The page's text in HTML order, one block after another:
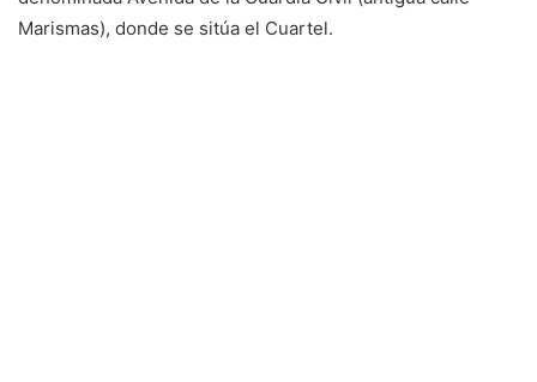
Marismas), donde se sitúa el Cuartel.